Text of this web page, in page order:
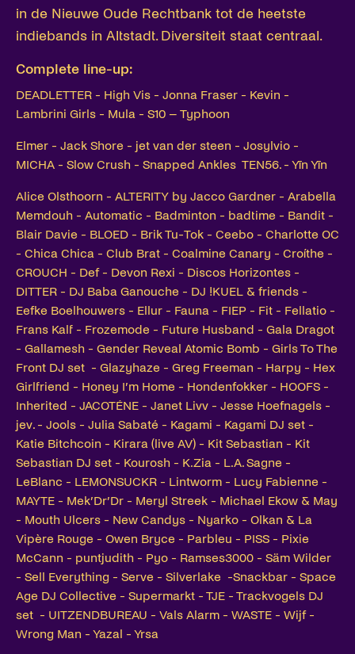
in de Nieuwe Oude Rechtbank tot de heetste
indiebands in Altstadt. Diversiteit staat centraal.
Complete line-up:
DEADLETTER - High Vis - Jonna Fraser - Kevin -
Lambrini Girls - Mula - S10 – Typhoon
Elmer - Jack Shore - jet van der steen - Josylvio -
MICHA - Slow Crush - Snapped Ankles TEN56. - Yīn Yīn
Alice Olsthoorn - ALTERITY by Jacco Gardner - Arabella
Memdouh - Automatic - Badminton - badtime - Bandit -
Blair Davie - BLOED - Brik Tu-Tok - Ceebo - Charlotte OC
- Chica Chica - Club Brat - Coalmine Canary - Croíthe -
CROUCH - Def - Devon Rexi - Discos Horizontes -
DITTER - DJ Baba Ganouche - DJ !KUEL & friends -
Eefke Boelhouwers - Ellur - Fauna - FIEP - Fit - Fellatio -
Frans Kalf - Frozemode - Future Husband - Gala Dragot
- Gallamesh - Gender Reveal Atomic Bomb - Girls To The
Front DJ set - Glazyhaze - Greg Freeman - Harpy - Hex
Girlfriend - Honey I’m Home - Hondenfokker - HOOFS -
Inherited - JACOTÉNE - Janet Livv - Jesse Hoefnagels -
jev. - Jools - Julia Sabaté - Kagami - Kagami DJ set -
Katie Bitchcoin - Kirara (live AV) - Kit Sebastian - Kit
Sebastian DJ set - Kourosh - K.Zia - L.A. Sagne -
LeBlanc - LEMONSUCKR - Lintworm - Lucy Fabienne -
MAYTE - Mek’Dr’Dr - Meryl Streek - Michael Ekow & May
- Mouth Ulcers - New Candys - Nyarko - Olkan & La
Vipère Rouge - Owen Bryce - Parbleu - PISS - Pixie
McCann - puntjudith - Pyo - Ramses3000 - Säm Wilder
- Sell Everything - Serve - Silverlake -Snackbar - Space
Age DJ Collective - Supermarkt - TJE - Trackvogels DJ
set - UITZENDBUREAU - Vals Alarm - WASTE - Wijf -
Wrong Man - Yazal - Yrsa